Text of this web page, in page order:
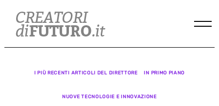
content
I PIÙ RECENTI ARTICOLI DEL DIRETTORE IN PRIMO PIANO
NUOVE TECNOLOGIE E INNOVAZIONE